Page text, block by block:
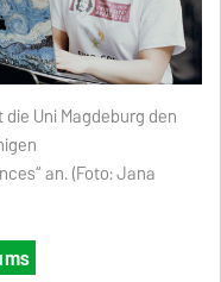
Uni Magdeburg den
an. (Foto: Jana